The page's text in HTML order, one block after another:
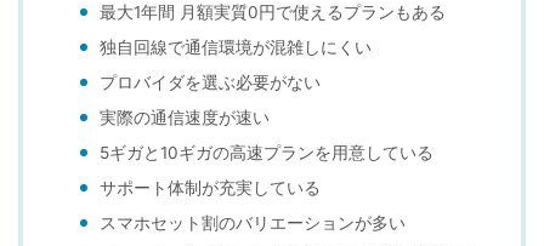
最大1年間 月額実質0円で使えるプランもある
独自回線で通信環境が混雑しにくい
プロバイダを選ぶ必要がない
実際の通信速度が速い
5ギガと10ギガの高速プランを用意している
サポート体制が充実している
スマホセット割のバリエーションが多い